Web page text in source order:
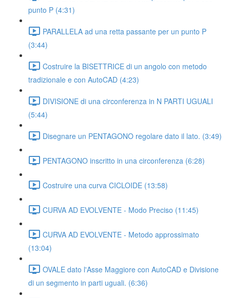
punto P (4:31)
PARALLELA ad una retta passante per un punto P
(3:44)
Costruire la BISETTRICE di un angolo con metodo
tradizionale e con AutoCAD (4:23)
DIVISIONE di una circonferenza in N PARTI UGUALI
(5:44)
Disegnare un PENTAGONO regolare dato il lato. (3:49)
PENTAGONO inscritto in una circonferenza (6:28)
Costruire una curva CICLOIDE (13:58)
CURVA AD EVOLVENTE - Modo Preciso (11:45)
CURVA AD EVOLVENTE - Metodo approssimato
(13:04)
OVALE dato l'Asse Maggiore con AutoCAD e Divisione
di un segmento in parti uguali. (6:36)